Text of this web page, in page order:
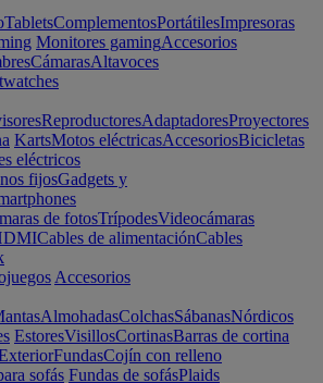
TabletsComplementosPortátilesImpresoras
Monitores gamingAccesorios
CámarasAltavoces
ReproductoresAdaptadoresProyectores
KartsMotos eléctricasAccesoriosBicicletas
eléctricos
fijosGadgets y
de fotosTrípodesVideocámaras
Cables de alimentaciónCables
Accesorios
AlmohadasColchasSábanasNórdicos
EstoresVisillosCortinasBarras de cortina
FundasCojín con relleno
sofás Fundas de sofásPlaids